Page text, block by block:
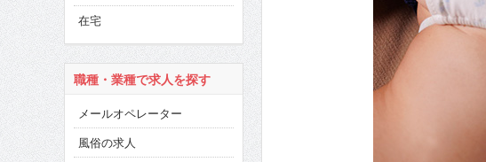
在宅
職種・業種で求人を探す
メールオペレーター
風俗の求人